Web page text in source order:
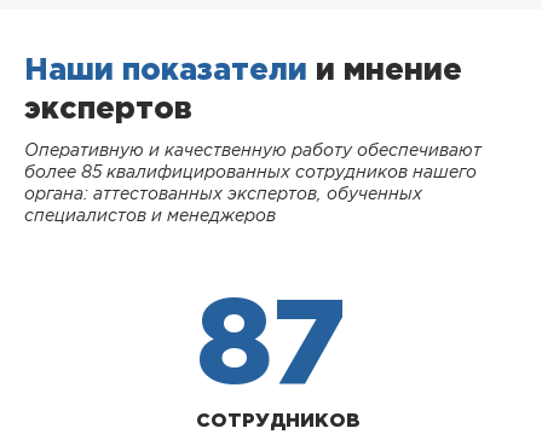
Наши показатели и мнение
экспертов
Оперативную и качественную работу обеспечивают
более 85 квалифицированных сотрудников нашего
органа: аттестованных экспертов, обученных
специалистов и менеджеров
87
СОТРУДНИКОВ